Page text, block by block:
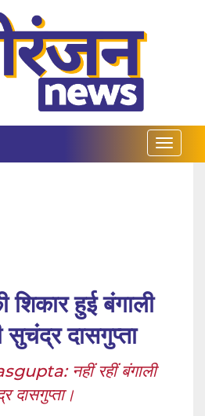
हुई बंगाली
सुचंद्र दासगुप्ता
नहीं रहीं बंगाली
दासगुप्ता।